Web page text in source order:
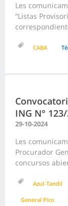
Les
“Listas
CABA
ING N°
29-10-2024
Les
Procurador
concursos
Azul-Tandil
General Pico